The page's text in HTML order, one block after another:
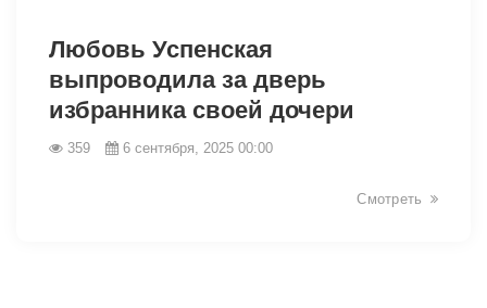
Любовь Успенская
выпроводила за дверь
избранника своей дочери
359 6 сентября, 2025 00:00
Смотреть